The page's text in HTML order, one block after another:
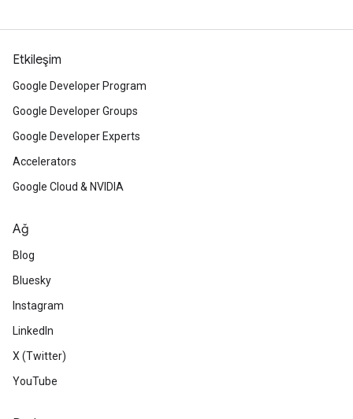
Etkileşim
Google Developer Program
Google Developer Groups
Google Developer Experts
Accelerators
Google Cloud & NVIDIA
Ağ
Blog
Bluesky
Instagram
LinkedIn
X (Twitter)
YouTube